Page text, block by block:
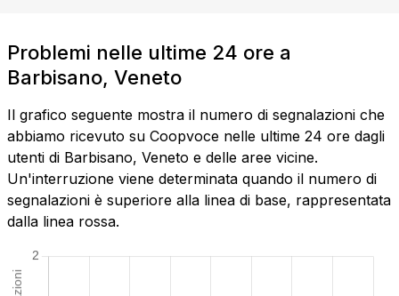
Problemi nelle ultime 24 ore a
Barbisano, Veneto
Il grafico seguente mostra il numero di segnalazioni che
abbiamo ricevuto su Coopvoce nelle ultime 24 ore dagli
utenti di Barbisano, Veneto e delle aree vicine.
Un'interruzione viene determinata quando il numero di
segnalazioni è superiore alla linea di base, rappresentata
dalla linea rossa.